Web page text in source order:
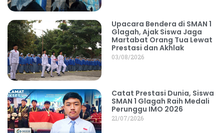
Upacara Bendera di SMAN 1
Glagah, Ajak Siswa Jaga
Martabat Orang Tua Lewat
Prestasi dan Akhlak
03/08/2026
Catat Prestasi Dunia, Siswa
SMAN 1 Glagah Raih Medali
Perunggu IMO 2026
21/07/2026